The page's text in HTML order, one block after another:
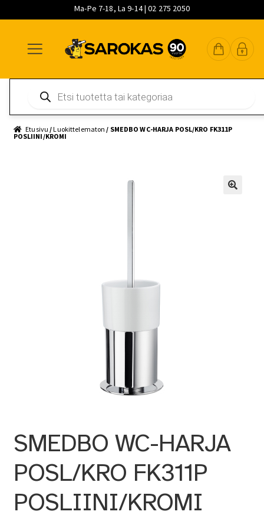
Ma-Pe 7-18, La 9-14 | 02 275 2050
navigointiin
sisältöön
pääsisältöön
search
Etusivu /Luokittelematon / SMEDBO WC-HARJA POSL/KRO FK311P
POSLIINI/KROMI
SMEDBO WC-HARJA
POSL/KRO FK311P
POSLIINI/KROMI